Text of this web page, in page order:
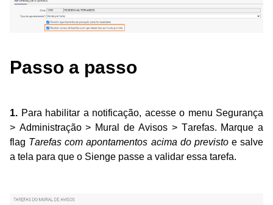
Passo a passo
1. Para habilitar a notificação, acesse o menu Segurança
> Administração > Mural de Avisos > Tarefas. Marque a
flag Tarefas com apontamentos acima do previsto e salve
a tela para que o Sienge passe a validar essa tarefa.